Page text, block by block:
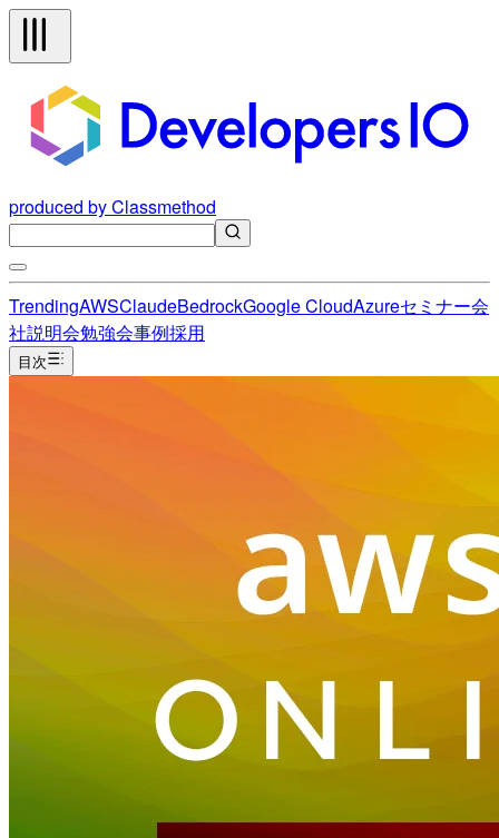
produced by Classmethod
TrendingAWSClaudeBedrockGoogle CloudAzureセミナー会
社説明会勉強会事例採用
目次